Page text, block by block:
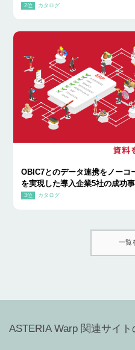
カタログ
OBIC7とのデータ連携をノーコ
を実現した導入企業5社の成功
カタログ
一覧
ASTERIA Warp 関連サイト